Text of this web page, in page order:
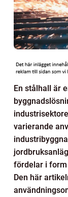
En stålhall är
varierande
fördelar i
Den här